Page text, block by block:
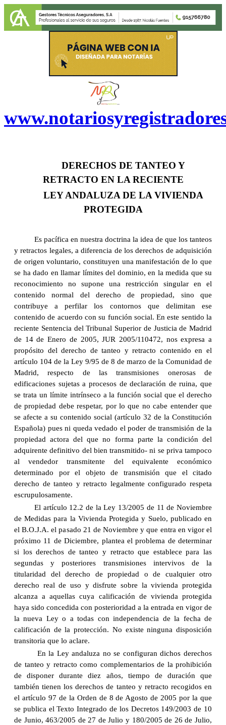
DERECHOS DE TANTEO Y
RETRACTO EN LA RECIENTE
LEY ANDALUZA DE LA VIVIENDA
PROTEGIDA
Es pacífica en nuestra doctrina la idea de que los tanteos
y retractos legales, a diferencia de los derechos de adquisición
de origen voluntario, constituyen una manifestación de lo que
se ha dado en llamar límites del dominio, en la medida que su
reconocimiento no supone una restricción singular en el
contenido normal del derecho de propiedad, sino que
contribuye a perfilar los contornos que delimitan ese
contenido de acuerdo con su función social. En este sentido la
reciente Sentencia del Tribunal Superior de Justicia de Madrid
de 14 de Enero de 2005, JUR 2005/110472, nos expresa a
propósito del derecho de tanteo y retracto contenido en el
artículo 104 de la Ley 9/95 de 8 de marzo de la Comunidad de
Madrid, respecto de las transmisiones onerosas de
edificaciones sujetas a procesos de declaración de ruina, que
se trata un límite intrínseco a la función social que el derecho
de propiedad debe respetar, por lo que no cabe entender que
se afecte a su contenido social (artículo 32 de la Constitución
Española) pues ni queda vedado el poder de transmisión de la
propiedad actora del que no forma parte la condición del
adquirente definitivo del bien transmitido- ni se priva tampoco
al vendedor transmitente del equivalente económico
determinado por el objeto de transmisión que el citado
derecho de tanteo y retracto legalmente configurado respeta
escrupulosamente.
El artículo 12.2 de la Ley 13/2005 de 11 de Noviembre
de Medidas para la Vivienda Protegida y Suelo, publicado en
el B.O.J.A. el pasado 21 de Noviembre y que entra en vigor el
próximo 11 de Diciembre, plantea el problema de determinar
si los derechos de tanteo y retracto que establece para las
segundas y posteriores transmisiones intervivos de la
titularidad del derecho de propiedad o de cualquier otro
derecho real de uso y disfrute sobre la vivienda protegida
alcanza a aquellas cuya calificación de vivienda protegida
haya sido concedida con posterioridad a la entrada en vigor de
la nueva Ley o a todas con independencia de la fecha de
calificación de la protección. No existe ninguna disposición
transitoria que lo aclare.
En la Ley andaluza no se configuran dichos derechos
de tanteo y retracto como complementarios de la prohibición
de disponer durante diez años, tiempo de duración que
también tienen los derechos de tanteo y retracto recogidos en
el artículo 97 de la Orden de 8 de Agosto de 2005 por la que
se publica el Texto Integrado de los Decretos 149/2003 de 10
de Junio, 463/2005 de 27 de Julio y 180/2005 de 26 de Julio,